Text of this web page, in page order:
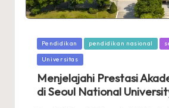
Posted
in
Pendidikan pendidikan nasional
Universitas
Menjelajahi Prestasi
di Seoul National